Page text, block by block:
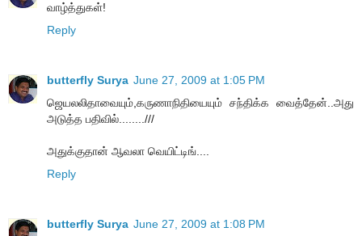
வாழ்த்துகள்!
Reply
butterfly Surya June 27, 2009 at 1:05 PM
ஜெயலலிதாவையும்,கருணாநிதியையும் சந்திக்க வைத்தேன்..அது
அடுத்த பதிவில்........///
அதுக்குதான் ஆவலா வெயிட்டிங்....
Reply
butterfly Surya June 27, 2009 at 1:08 PM